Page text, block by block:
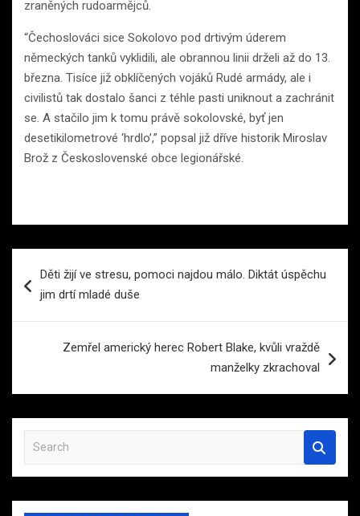
zraněných rudoarmějců.
“Čechoslováci sice Sokolovo pod drtivým úderem
německých tanků vyklidili, ale obrannou linii drželi až do 13.
března. Tisíce již obklíčených vojáků Rudé armády, ale i
civilistů tak dostalo šanci z téhle pasti uniknout a zachránit
se. A stačilo jim k tomu právě sokolovské, byť jen
desetikilometrové ‘hrdlo’,” popsal již dříve historik Miroslav
Brož z Československé obce legionářské.
proDěti žijí ve stresu, pomoci najdou málo. Diktát úspěchu
jim drtí mladé duše
Zemřel americký herec Robert Blake, kvůli vraždě
manželky zkrachoval
a
r